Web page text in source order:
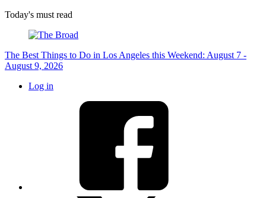
Today's must read
The Best Things to Do in Los Angeles this Weekend: August 7 -
August 9, 2026
Log in